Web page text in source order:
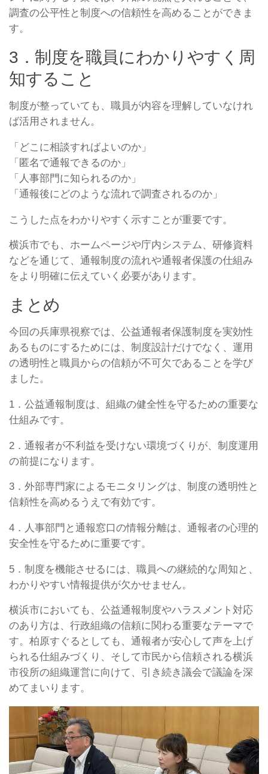
調査の公平性と制度への信頼性を高めることができま
す。
3．制度を職員にわかりやすく周
知すること
制度が整っていても、職員が内容を理解していなけれ
ば活用されません。
「どこに相談すればよいのか」
「匿名で通報できるのか」
「人事部門に知られるのか」
「通報後にどのような流れで調査されるのか」
こうした点をわかりやすく示すことが重要です。
横浜市でも、ホームページや庁内システム、研修資料
などを通じて、通報制度の流れや通報者保護の仕組み
をより明確に伝えていく必要があります。
まとめ
今回の兵庫県視察では、公益通報者保護制度を実効性
あるものにするためには、制度設計だけでなく、運用
の透明性と職員からの信頼が不可欠であることを学び
ました。
1．公益通報制度は、組織の健全性を守るための重要な
仕組みです。
2．通報者が不利益を受けない環境づくりが、制度運用
の前提になります。
3．外部専門家によるモニタリングは、制度の透明性と
信頼性を高めるうえで有効です。
4．人事部門と通報窓口の情報分離は、通報者の心理的
安全性を守るために重要です。
5．制度を機能させるには、職員への継続的な周知と、
わかりやすい情報提供が欠かせません。
横浜市においても、公益通報制度やハラスメント対応
のあり方は、行政組織の信頼に関わる重要なテーマで
す。柏原すぐるとしても、通報者が安心して声を上げ
られる仕組みづくり、そして市民から信頼される横浜
市役所の組織運営に向けて、引き続き議会で議論を深
めてまいります。